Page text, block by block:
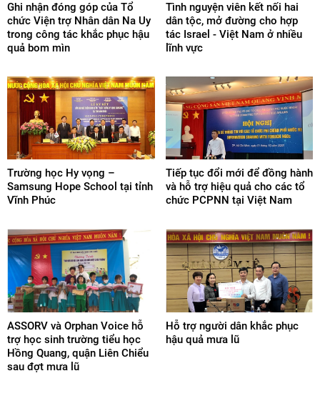
Ghi nhận đóng góp của Tổ
chức Viện trợ Nhân dân Na Uy
trong công tác khắc phục hậu
quả bom mìn
Tình nguyện viên kết nối hai
dân tộc, mở đường cho hợp
tác Israel - Việt Nam ở nhiều
lĩnh vực
Trường học Hy vọng –
Samsung Hope School tại tỉnh
Vĩnh Phúc
Tiếp tục đổi mới để đồng hành
và hỗ trợ hiệu quả cho các tổ
chức PCPNN tại Việt Nam
ASSORV và Orphan Voice hỗ
trợ học sinh trường tiểu học
Hồng Quang, quận Liên Chiểu
sau đợt mưa lũ
Hỗ trợ người dân khắc phục
hậu quả mưa lũ